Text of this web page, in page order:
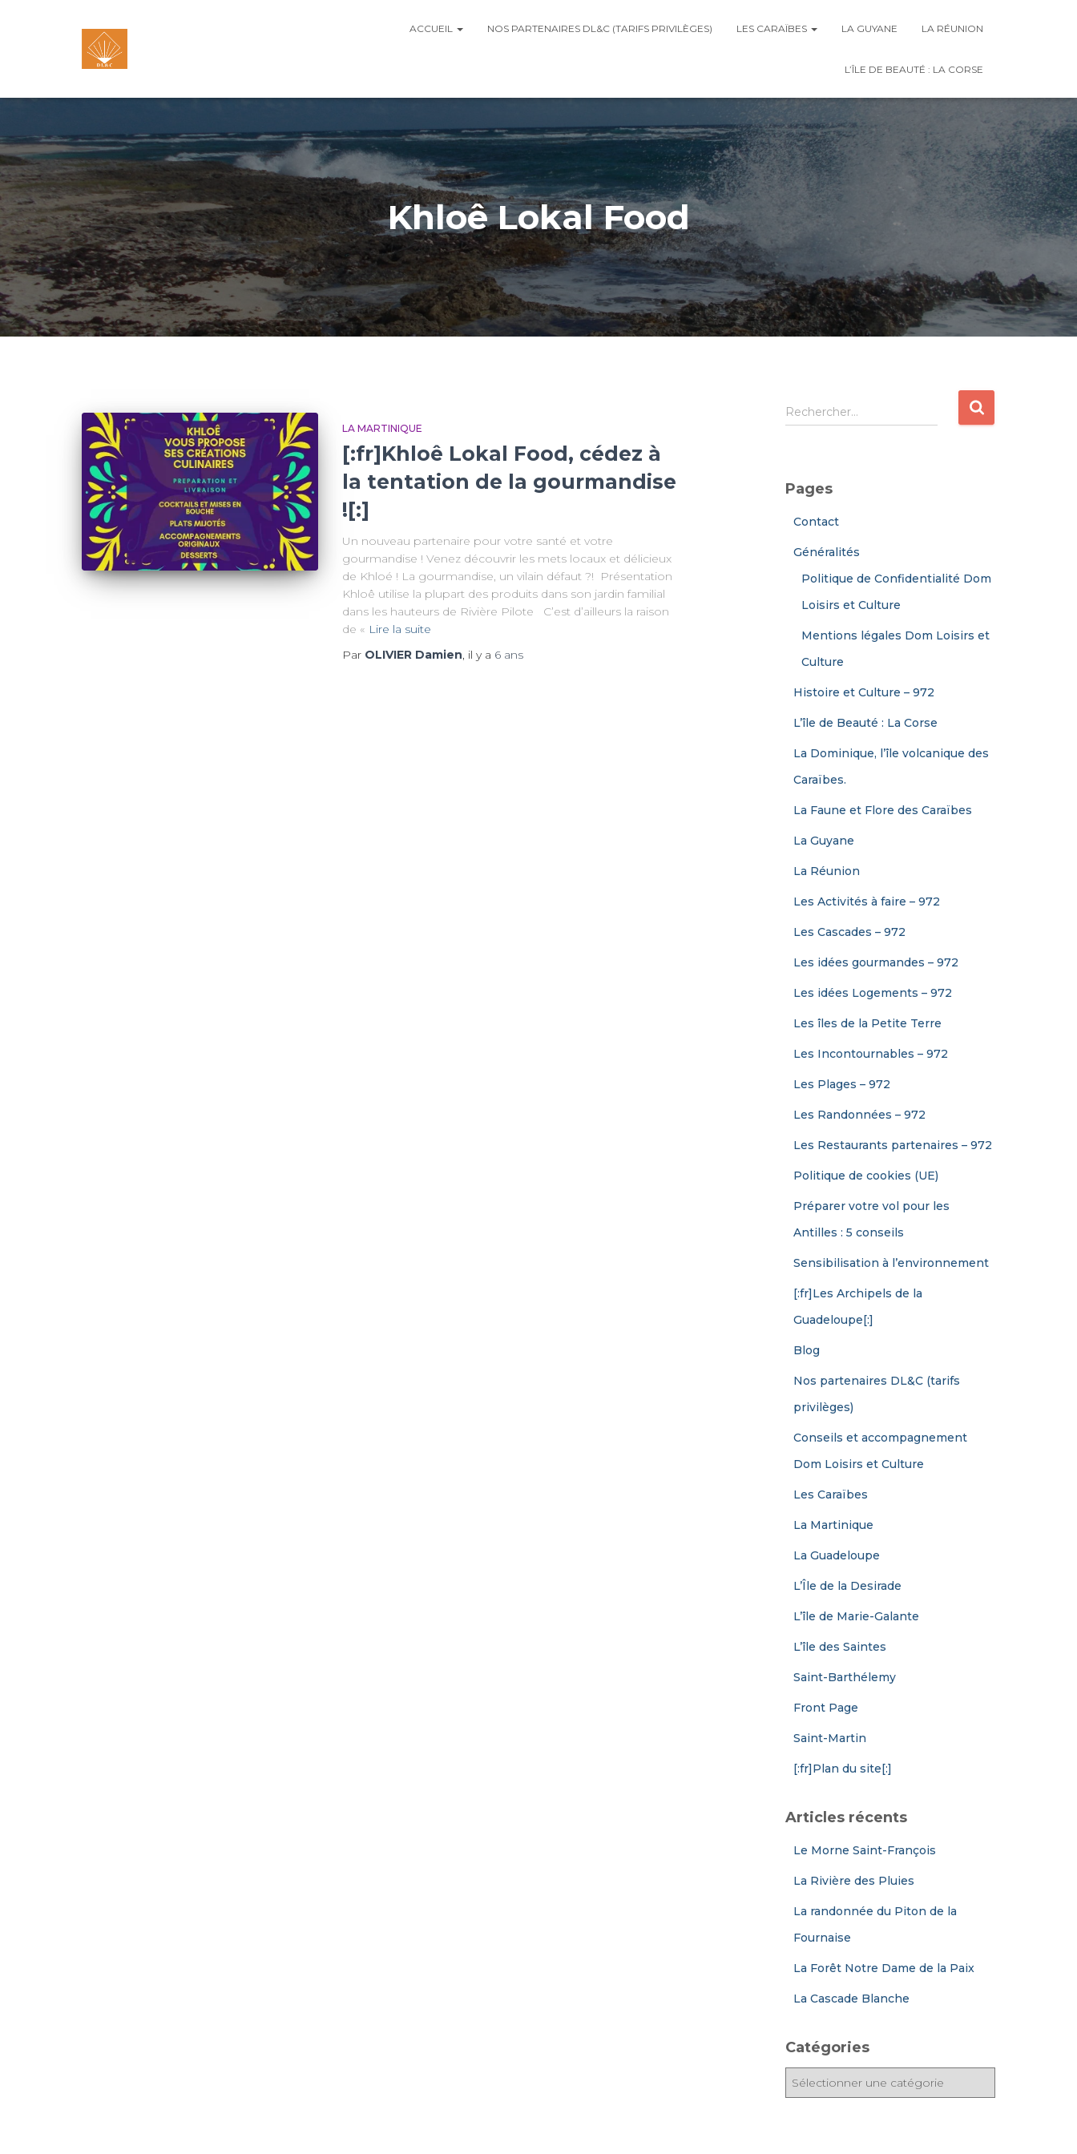
ACCUEIL NOS PARTENAIRES DL&C (TARIFS PRIVILÈGES) LES CARAÏBES LA GUYANE LA RÉUNION
L’ÎLE DE BEAUTÉ : LA CORSE
Khloê Lokal Food
LA MARTINIQUE
[:fr]Khloê Lokal Food, cédez à
la tentation de la gourmandise
![:]
Un nouveau partenaire pour votre santé et votre
gourmandise ! Venez découvrir les mets locaux et délicieux
de Khloé ! La gourmandise, un vilain défaut ?! Présentation
Khloê utilise la plupart des produits dans son jardin familial
dans les hauteurs de Rivière Pilote C’est d’ailleurs la raison
de « Lire la suite
Par OLIVIER Damien, il y a 6 ans
R
e
r
Rechercher…
Pages
Contact
Généralités
Politique de Confidentialité Dom
Loisirs et Culture
Mentions légales Dom Loisirs et
Culture
Histoire et Culture – 972
L’île de Beauté : La Corse
La Dominique, l’île volcanique des
Caraïbes.
La Faune et Flore des Caraïbes
La Guyane
La Réunion
Les Activités à faire – 972
Les Cascades – 972
Les idées gourmandes – 972
Les idées Logements – 972
Les îles de la Petite Terre
Les Incontournables – 972
Les Plages – 972
Les Randonnées – 972
Les Restaurants partenaires – 972
Politique de cookies (UE)
Préparer votre vol pour les
Antilles : 5 conseils
Sensibilisation à l’environnement
[:fr]Les Archipels de la
Guadeloupe[:]
Blog
Nos partenaires DL&C (tarifs
privilèges)
Conseils et accompagnement
Dom Loisirs et Culture
Les Caraïbes
La Martinique
La Guadeloupe
L’Île de la Desirade
L’île de Marie-Galante
L’île des Saintes
Saint-Barthélemy
Front Page
Saint-Martin
[:fr]Plan du site[:]
Articles récents
Le Morne Saint-François
La Rivière des Pluies
La randonnée du Piton de la
Fournaise
La Forêt Notre Dame de la Paix
La Cascade Blanche
Catégories